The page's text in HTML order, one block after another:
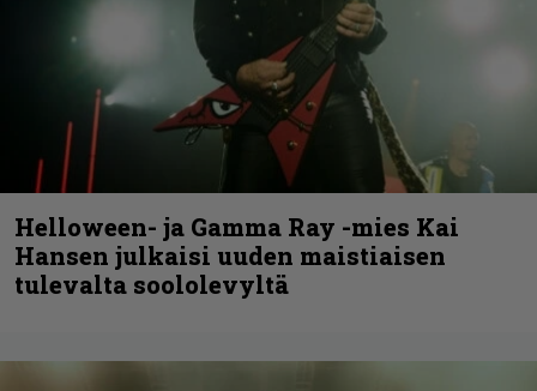
Helloween- ja Gamma Ray -mies Kai
Hansen julkaisi uuden maistiaisen
tulevalta soololevyltä